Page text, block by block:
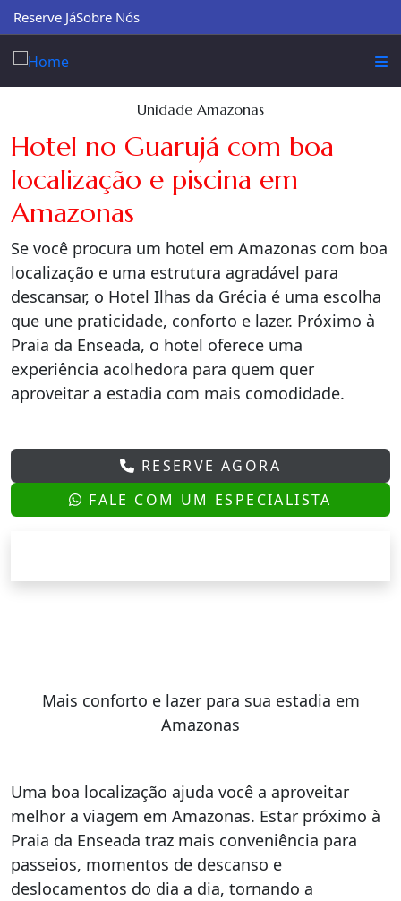
Reserve JáSobre Nós
Unidade Amazonas
Hotel no Guarujá com boa
localização e piscina em
Amazonas
Se você procura um hotel em Amazonas com boa
localização e uma estrutura agradável para
descansar, o Hotel Ilhas da Grécia é uma escolha
que une praticidade, conforto e lazer. Próximo à
Praia da Enseada, o hotel oferece uma
experiência acolhedora para quem quer
aproveitar a estadia com mais comodidade.
RESERVE AGORA
FALE COM UM ESPECIALISTA
Mais conforto e lazer para sua estadia em
Amazonas
Uma boa localização ajuda você a aproveitar
melhor a viagem em Amazonas. Estar próximo à
Praia da Enseada traz mais conveniência para
passeios, momentos de descanso e
deslocamentos do dia a dia, tornando a